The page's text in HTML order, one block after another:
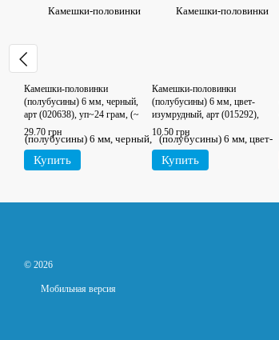
Камешки-половинки
(полубусины) 6 мм, черный,
арт (020638), уп~24 грам, (~
380-385 шт)
29.70 грн
Купить
Камешки-половинки
(полубусины) 6 мм, цвет-
изумрудный, арт (015292),
уп\95-100 шт
10.50 грн
Купить
© 2026
Мобильная версия